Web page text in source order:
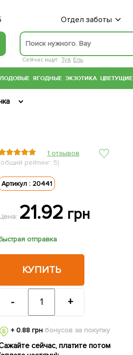
Отдел заботы
Сейчас ищут: Туя Ель
ЯГОДНЫЕ ЭКЗОТИКА ЦВЕТУЩИЕ
1 отзывов
рейтинг: 5)
Артикул : 20441
21.92 грн
отправка
КУПИТЬ
- +
+ 0.88 грнбонусов за покупку
сейчас, платите потом